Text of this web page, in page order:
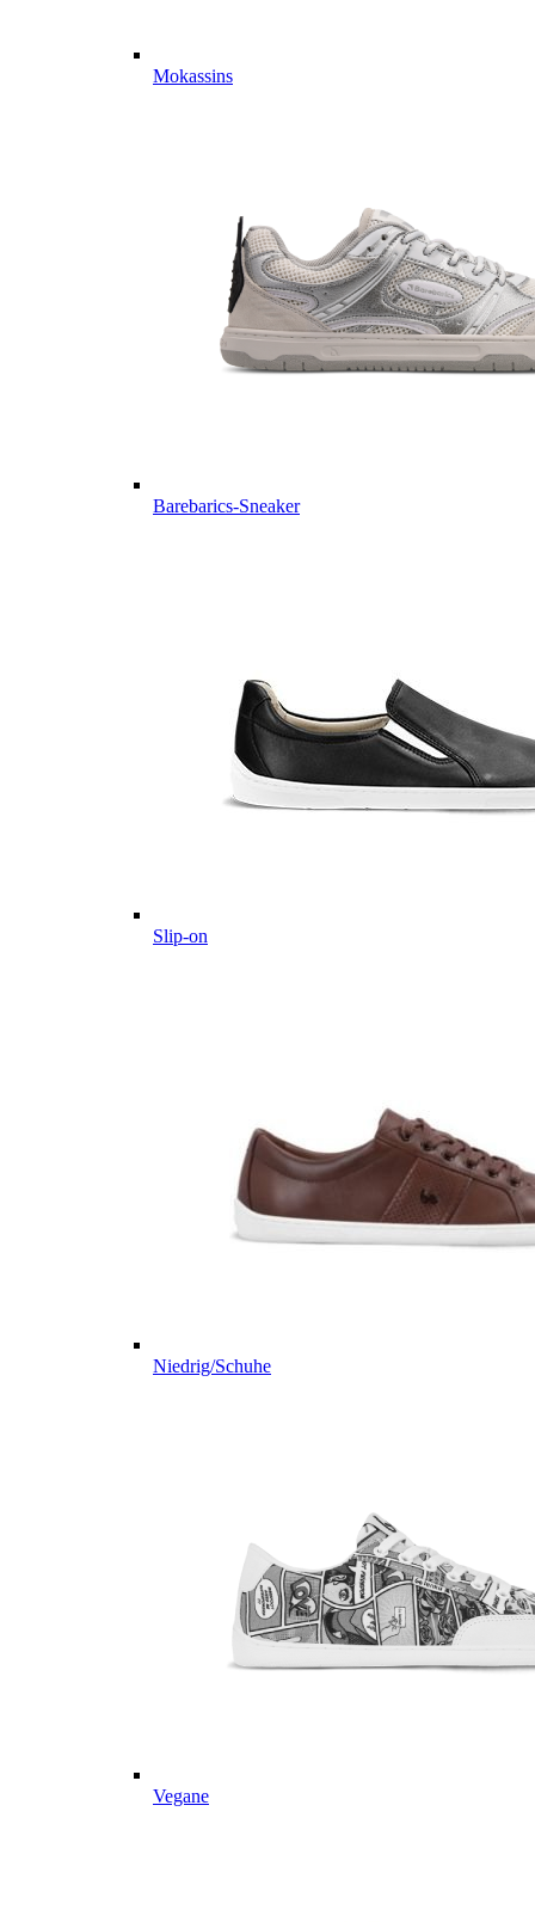
Mokassins
Barebarics-Sneaker
Slip-on
Niedrig/Schuhe
Vegane